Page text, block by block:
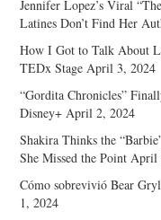
Jennifer Lopez’s Viral
Latines Don’t Find Her
How I Got to Talk About
TEDx Stage April 3, 2024
“Gordita Chronicles”
Disney+ April 2, 2024
Shakira Thinks the
She Missed the Point April
Cómo sobrevivió Bear
1, 2024